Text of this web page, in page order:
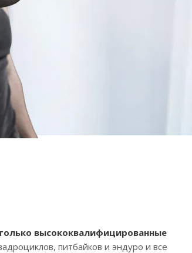
высококвалифицированные
питбайков и эндуро и все